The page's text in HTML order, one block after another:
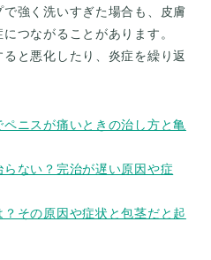
強く洗いすぎた場合も、皮膚
つながることがあります。
と悪化したり、炎症を繰り返
ペニスが痛いときの治し方と亀
らない？完治が遅い原因や症
？その原因や症状と包茎だと起